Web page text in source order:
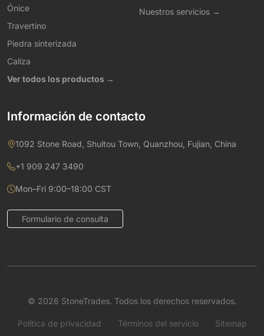
Ónice
Travertino
Piedra sinterizada
Caliza
Ver todos los productos →
Nuestros servicios →
Información de contacto
1092 Stone Road, Shuitou Town, Quanzhou, Fujian, China
+1 909 247 3490
Mon–Fri 9:00–18:00 CST
Formulario de consulta
© 2026 StoneTrades. Todos los derechos reservados.
Política de privacidad Términos del servicio Sitemap